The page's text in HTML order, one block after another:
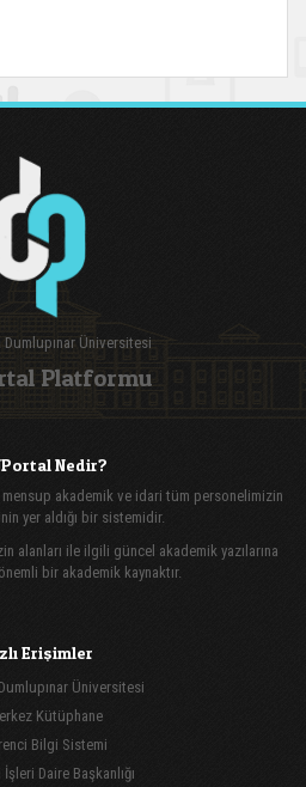
Dumlupınar Üniversitesi
Platformu
Nedir?
akademik ve idari tüm personelimizin
yer aldığı bir sistemidir.
alanları ile ilgili güncel akademik yazılarına
bir akademik kaynaktır.
Erişimler
Üniversitesi
Kütüphane
Bilgi Sistemi
Daire Başkanlığı